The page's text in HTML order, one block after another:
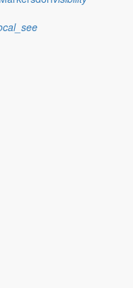
Menschen ein, auch
Bürgermeisters für Mai